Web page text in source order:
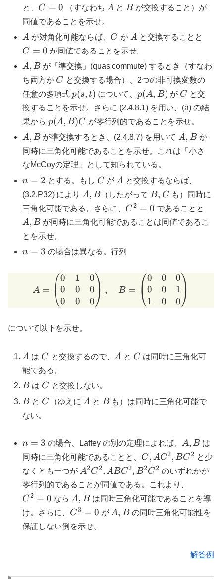
と、 C
=
C = 0 （すなわち A
A と B
B が交換すること）が
同値であることを示せ。
A
A が対角化可能ならば、 C
C が A
A と交換することと
C = 0 が同値であることを示せ。
A,
B
A, B が「準交換」(quasicommute) するとき（すなわ
ち両方が C
C と交換する場合）、2つの非可換変数の
任意の多項式p(s,t)
p(s, t) について、p(A,B)
p(A, B) が C
C と交
換することを示せ。さらに (2.4.8.1) を用い、(a) の結
果からp(A,B)
C
p(A, B)C が零行列的であることを示せ。
A,
B
A, B が準交換するとき、(2.4.8.7) を用いてA,
B
A, Bが
同時に三角化可能であることを示せ。これは「小さ
なMcCoyの定理」として知られている。
n=2
n = 2 とする。もし C
C が A
A と交換するならば、
(3.2.P32) により
A,
B
A, B （したがって B,
C
B, C も）同時に
三角化可能である。さらに、 C^2=0
C2 = 0 であることと
B
A, B が同時に三角化可能であることは同値であるこ
とを示せ。
n=3
n = 3 の場合は異なる。行列
A = \begin{pmatrix} 0
A = ⎝
⎛0
0
0
1
0
0
0
0
0⎠
⎞ , B = ⎝
⎛0
0
1
0
0
0
0
1
0⎠
⎞
について以下を示せ。
A
A は C
C と交換するので、 A
A と C
C は同時に三角化可
能である。
B
B は C
C と交換しない。
B
B と C
C （ゆえに A
A と B
Bも）は同時に三角化可能で
ない。
n=3
n = 3 の場合、Laffey の別の定理によれば、
A,
B
A, B は
同時に三角化可能であることと、 C,
AC^2,
C, AC2, BC2 と少
なくとも一つが A^2
C^2,
ABC^2,
B^2
C^2
A2C2, ABC2, B2C2 のいずれかが
零行列的であることが同値である。これより、
C2 = 0 なら A,
B
A, Bは同時三角化可能であることを導
け。さらに、 C^3=0
C3 = 0 が A,
A, Bの同時三角化可能性を
保証しない例を示せ。
解答例